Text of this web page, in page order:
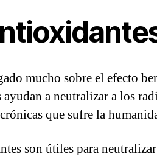
mucho sobre el efecto
ayudan a neutralizar a los
que sufre la
son útiles para